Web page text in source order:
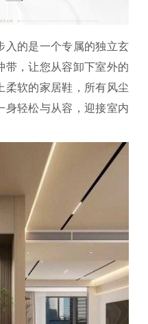
入的是一个专属的独立玄
带，让您从容卸下室外的
柔软的家居鞋，所有风尘
身轻松与从容，迎接室内